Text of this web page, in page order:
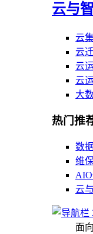
云与
云
云
云
云
大
热门推
数
维
云
面